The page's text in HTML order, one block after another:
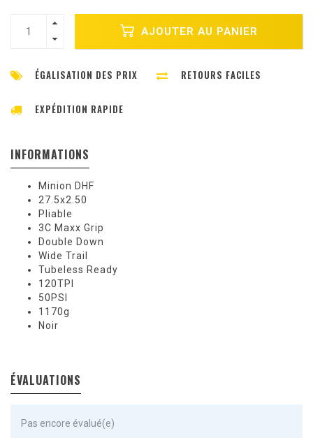
AJOUTER AU PANIER
ÉGALISATION DES PRIX RETOURS FACILES
EXPÉDITION RAPIDE
INFORMATIONS
Minion DHF
27.5x2.50
Pliable
3C Maxx Grip
Double Down
Wide Trail
Tubeless Ready
120TPI
50PSI
1170g
Noir
ÉVALUATIONS
Pas encore évalué(e)